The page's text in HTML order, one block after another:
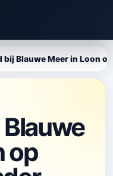
bij Blauwe Meer in Loon
op